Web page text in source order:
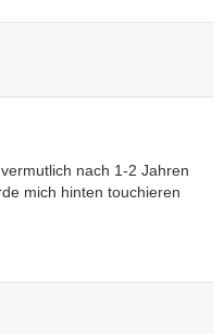
nach 1-2 Jahren
mich hinten touchieren